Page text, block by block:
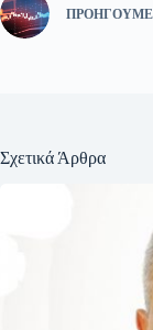
Σχετικά Άρθρα